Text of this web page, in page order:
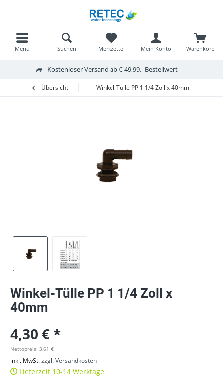
Kostenloser Versand ab € 49,99,- Bestellwert
Menü Warenkorb
Merkzettel Mein Konto
Suchen
Übersicht Winkel-Tülle PP 1 1/4 Zoll x 40mm
Winkel-Tülle PP 1 1/4 Zoll x
40mm
4,30 € *
Nettopreis: 3,61 €
inkl. MwSt.zzgl. Versandkosten
Lieferzeit 10-14 Werktage